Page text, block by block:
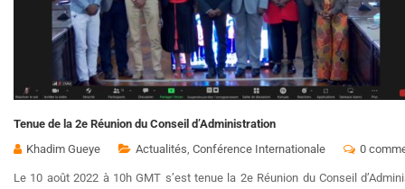
Tenue de la 2e Réunion du Conseil d’Administration
Khadim Gueye
Actualités Conférence Internationale 0
Le 10 août 2022 à 10h GMT s’est tenue la 2e Réunion du Conseil